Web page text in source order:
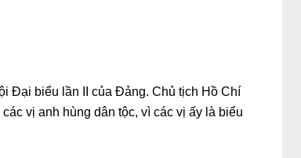
Đại biểu lần II của Đảng. Chủ tịch Hồ Chí
vị anh hùng dân tộc, vì các vị ấy là biểu